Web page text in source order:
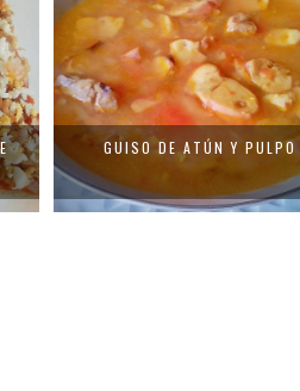
FIDEUÁ DE POLLO